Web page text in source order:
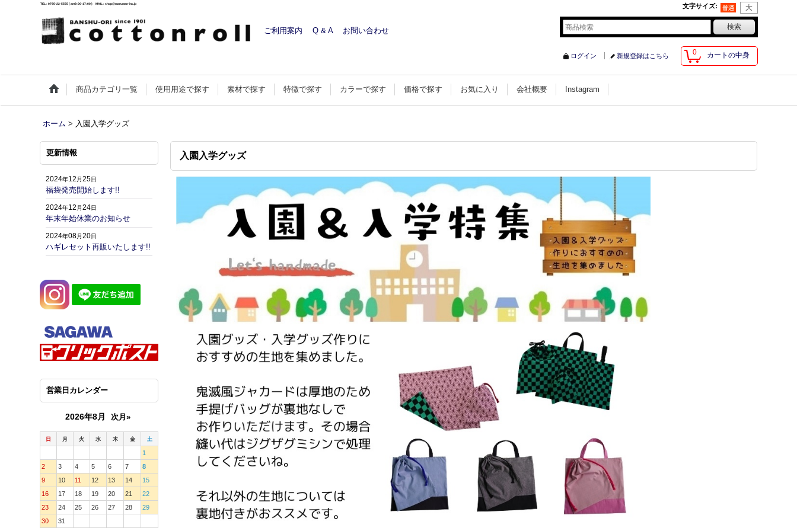
TEL : 0795-22-5555 ( am9:00-17:00 ) MAIL : shop@maruman-inc.jp 文字サイズ:
ご利用案内 Q & A お問い合わせ
0 カートの中身
ログイン 新規登録はこちら
商品カテゴリ一覧 使用用途で探す 素材で探す 特徴で探す カラーで探す 価格で探す お気に入り 会社概要 Instagram
ホーム > 入園入学グッズ
更新情報
2024年12 月25日
福袋発売開始します!!
2024年12 月24日
年末年始休業のお知らせ
2024年08月20日
ハギレセット再販いたします!!
営業日カレンダー
2026年8月 次月»
日 月 火 水 木 金 土
1
2
3 4 5 6 7
8
9
10 11 12 13 14
15
16
17 18 19 20 21
22
23
24 25 26 27 28
29
30
31
入園入学グッズ